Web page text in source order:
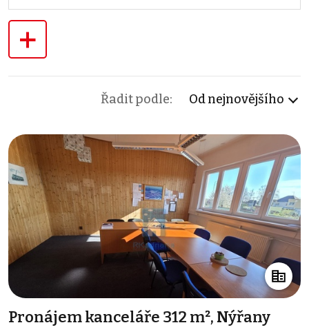
+
Řadit podle: Od nejnovějšího
Pronájem kanceláře 312 m², Nýřany